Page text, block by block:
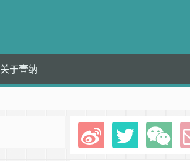
关于壹纳